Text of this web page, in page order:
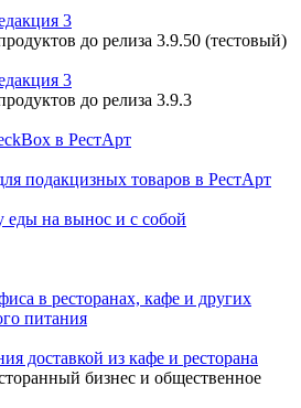
3
до релиза 3.9.50 (тестовый)
3
до релиза 3.9.3
в РестАрт
подакцизных товаров в РестАрт
еды на вынос и с собой
в ресторанах, кафе и других
питания
доставкой из кафе и ресторана
бизнес и общественное